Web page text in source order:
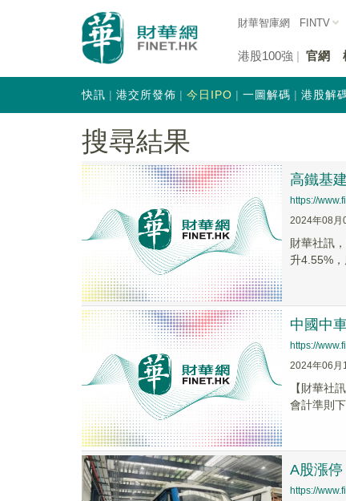
財華智庫網 FINTV
港股100強 官網
快訊 港交所發佈 今日IPO 一圖解碼 港股解
搜尋結果
高鐵基
https://
2024年08月
財華社訊
升4.55%，
中國中
https://
2024年06月
【財華社
會計準則
A股漲
https://